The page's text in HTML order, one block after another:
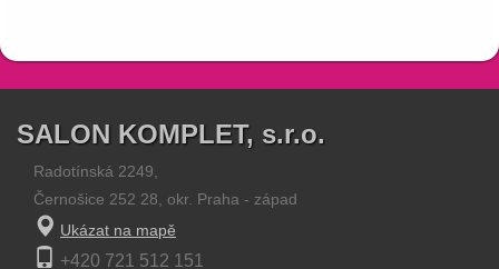
SALON KOMPLET, s.r.o.
Radotínská 2249,
Černošice 252 28, okr. Praha - západ
Ukázat na mapě
+420 721 512 151